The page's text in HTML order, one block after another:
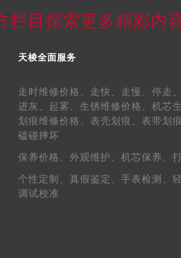
（需提前预约）
提前预约）
提前预约）
需提前预约）
口天梭售后服务中心（需提前预约）
（需提前预约）
心（需提前预约）
心（需提前预约）
心（需提前预约）
栏目探索更多精彩内
天梭全面服务
走时维修价格、 走快、 走慢、 停走、
进灰、 起雾、 生锈维修价格、 机芯
划痕维修价格、 表壳划痕、 表带划痕
磕碰摔坏
保养价格、 外观维护、 机芯保养、
个性定制、 真假鉴定、 手表检测、
调试校准